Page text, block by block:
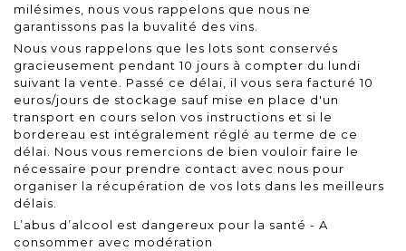
milésimes, nous vous rappelons que nous ne
garantissons pas la buvalité des vins.
Nous vous rappelons que les lots sont conservés
gracieusement pendant 10 jours à compter du lundi
suivant la vente. Passé ce délai, il vous sera facturé 10
euros/jours de stockage sauf mise en place d'un
transport en cours selon vos instructions et si le
bordereau est intégralement réglé au terme de ce
délai. Nous vous remercions de bien vouloir faire le
nécessaire pour prendre contact avec nous pour
organiser la récupération de vos lots dans les meilleurs
délais.
L’abus d’alcool est dangereux pour la santé - A
consommer avec modération